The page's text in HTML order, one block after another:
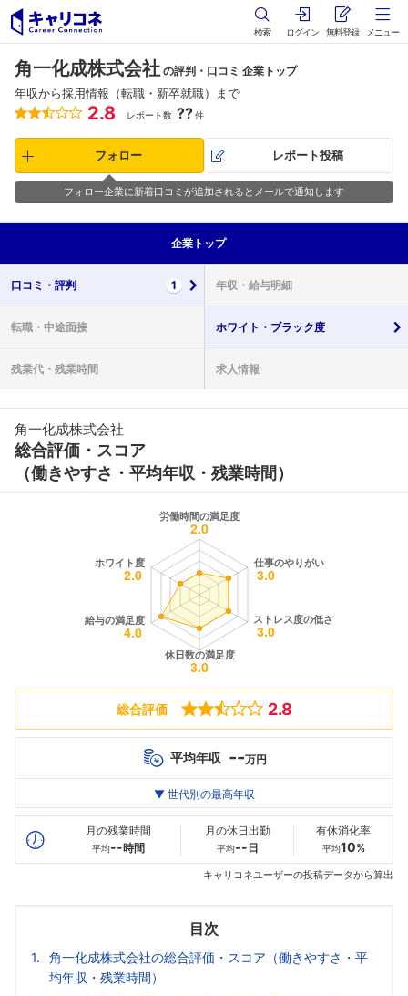
検索 ログイン 無料登録 メニュー
角一化成株式会社 の評判・口コミ 企業トップ
年収から採用情報（転職・新卒就職）まで
2.8 レポート数 ??件
フォロー レポート投稿
フォロー企業に新着口コミが追加されるとメールで通知します
企業 トップ
口コミ・ 評判 1 年収・ 給与明細
転職・ 中途面接 ホワイト・ ブラック度
残業代・ 残業時間 求人情報
角一化成株式会社
総合評価・スコア
（働きやすさ・平均年収・残業時間）
総合評価 2.8
平均年収 --万円
最高年収
20代
--万
30代
--万
--万
▼ 世代別の最高年収
月の残業時間
平均--時間
月の休日出勤
平均-- 日
有休消化率
平均10%
キャリコネユーザーの投稿データから算出
目次
角一化成株式会社の総合評価・スコア（働きやすさ・平
均年収・残業時間）